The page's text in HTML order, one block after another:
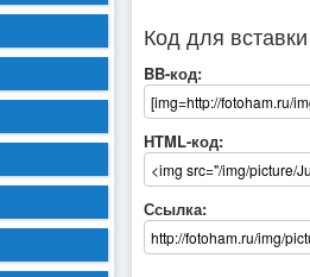
Код для
BB-код:
HTML-код:
Ссылка: